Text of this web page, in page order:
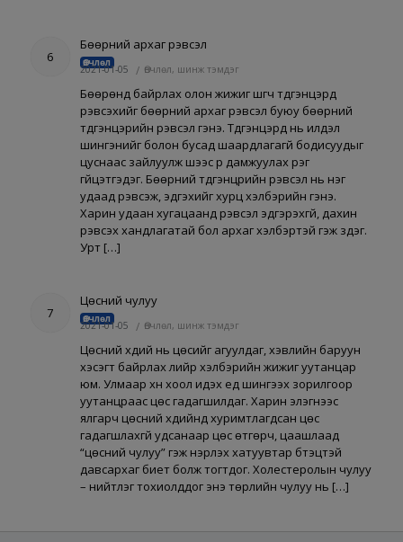
6
Бөөрний архаг үрэвсэл
Өвчлөл
2021-01-05 / Өвчлөл, шинж тэмдэг
Бөөрөнд байрлах олон жижиг шүүгч түүдгэнцэрүүд
үрэвсэхийг бөөрний архаг үрэвсэл буюу бөөрний
түүдгэнцэрийн үрэвсэл гэнэ. Түүдгэнцэрүүд нь илүүдэл
шингэнийг болон бусад шаардлагагүй бодисуудыг
цуснаас зайлуулж шээс рүү дамжуулах үүрэг
гүйцэтгэдэг. Бөөрний түүдгэнцрийн үрэвсэл нь нэг
удаад үрэвсэж, эдгэхийг хурц хэлбэрийн гэнэ.
Харин удаан хугацаанд үрэвсэл эдгэрэхгүй, дахин
үрэвсэх хандлагатай бол архаг хэлбэртэй гэж үздэг.
Урт […]
7
Цөсний чулуу
Өвчлөл
2021-01-05 / Өвчлөл, шинж тэмдэг
Цөсний хүүдий нь цөсийг агуулдаг, хэвлийн баруун
хэсэгт байрлах лийр хэлбэрийн жижиг уутанцар
юм. Улмаар хүн хоол идэх үед шингээх зорилгоор
уутанцраас цөс гадагшилдаг. Харин элэгнээс
ялгарч цөсний хүүдийнд хуримтлагдсан цөс
гадагшлахгүй удсанаар цөс өтгөрч, цаашлаад
“цөсний чулуу” гэж нэрлэх хатуувтар бүтэцтэй
давсархаг биет болж тогтдог. Холестеролын чулуу
– нийтлэг тохиолддог энэ төрлийн чулуу нь […]